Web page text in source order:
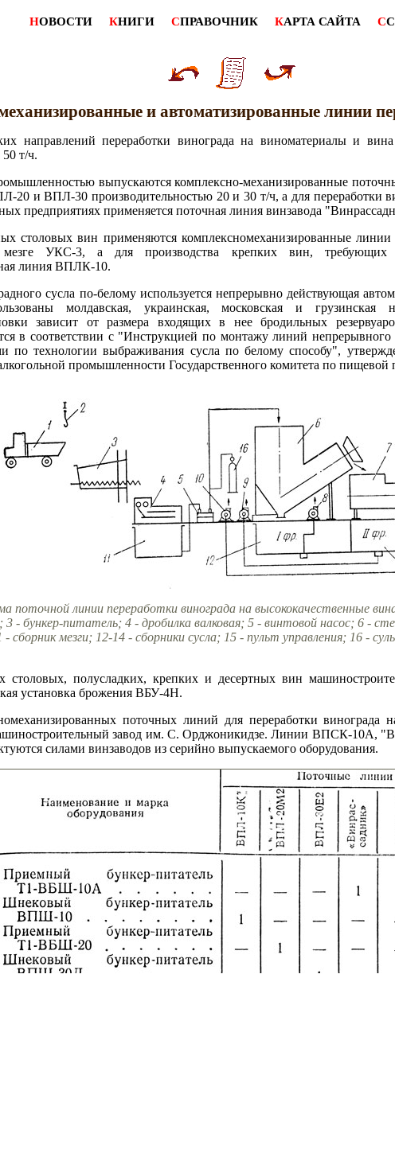
НОВОСТИ КНИГИ СПРАВОЧНИК КАРТА САЙТА С
и автоматизированные линии
направлений переработки винограда на виноматериалы и
т/ч.
выпускаются комплексно-механизированные
20 и ВПЛ-30 производительностью 20 и 30 т/ч, а для переработки
предприятиях применяется поточная линия винзавода
столовых вин применяются комплексномеханизированные
мезге УКС-3, а для производства крепких вин, требующих
линия ВПЛК-10.
сусла по-белому используется непрерывно действующая
молдавская, украинская, московская и грузинская
зависит от размера входящих в нее бродильных
в соответствии с "Инструкцией по монтажу линий
по технологии выбраживания сусла по белому способу",
промышленности Государственного комитета по
поточной линии переработки винограда на высококачественные
- бункер-питатель; 4 - дробилка валковая; 5 - винтовой насос; 6 -
- сборник мезги; 12-14 - сборники сусла; 15 - пульт управления; 16 -
столовых, полусладких, крепких и десертных вин
установка брожения ВБУ-4Н.
поточных линий для переработки
завод им. С. Орджоникидзе. Линии ВПСК-10А,
силами винзаводов из серийно выпускаемого оборудования.